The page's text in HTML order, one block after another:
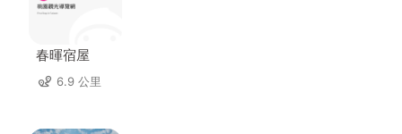
春暉宿屋
6.9 公里